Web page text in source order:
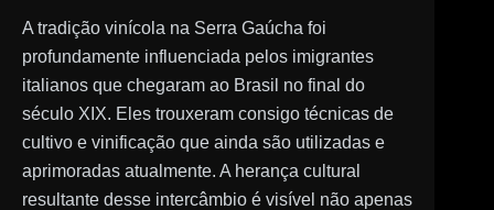
A tradição vinícola na Serra Gaúcha foi
profundamente influenciada pelos imigrantes
italianos que chegaram ao Brasil no final do
século XIX. Eles trouxeram consigo técnicas de
cultivo e vinificação que ainda são utilizadas e
aprimoradas atualmente. A herança cultural
resultante desse intercâmbio é visível não apenas